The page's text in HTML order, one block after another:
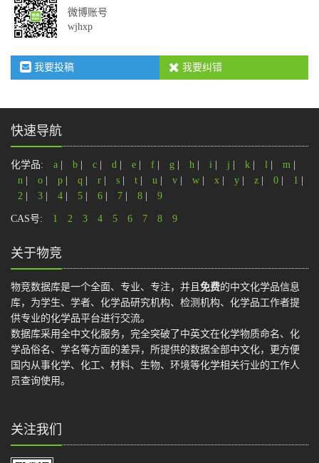
微博账号
wjhxp
我要投稿 我要纠错
快速导航
化学品: a b c d e f g h i j k l m
n
o p q r s t u v w x y z 0 1
2
3 4 5 6 7 8 9
CAS号: 1 2 3 4 5 6 7 8 9
关于物竞
物竞数据库是一个全面、专业、专注，并且 免费的中文化学品信息
库，为学生、学者、化学品研究机构、检测机构、化学品工作者提
供专业的化学品平台进行交流。
数据库采用全中文化服务，完全突破了中英文在化学物质命名、化
学品俗名、学名等方面的差异，所提供的数据全部中文化，更方便
国内从事化学、化工、材料、生物、环境等化学相关行业的工作人
员查询使用。
关注我们